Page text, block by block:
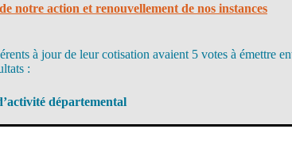
notre action et renouvellement de nos instances
à jour de leur cotisation avaient 5 votes à émettre
:
départemental
% – ABSTENTION : 0,8 %